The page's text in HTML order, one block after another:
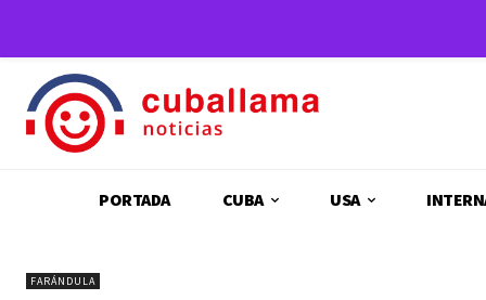
PORTADA CUBA USA
FARÁNDULA